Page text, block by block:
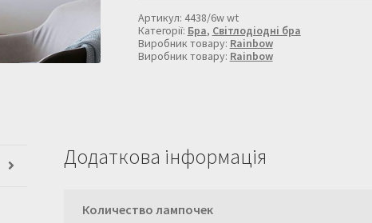
кольорі,
на
6
плафонів
Артикул: 4438/6w wt
Категорії: Бра, Світлодіодні бра
Виробник товару: Rainbow
Виробник товару: Rainbow
Додаткова інформація
Количество лампочек